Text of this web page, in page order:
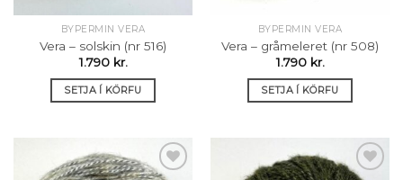
BYPERMIN VERA
Vera – solskin (nr 516)
1.790 kr.
SETJA Í KÖRFU
BYPERMIN VERA
Vera – gråmeleret (nr 508)
1.790 kr.
SETJA Í KÖRFU